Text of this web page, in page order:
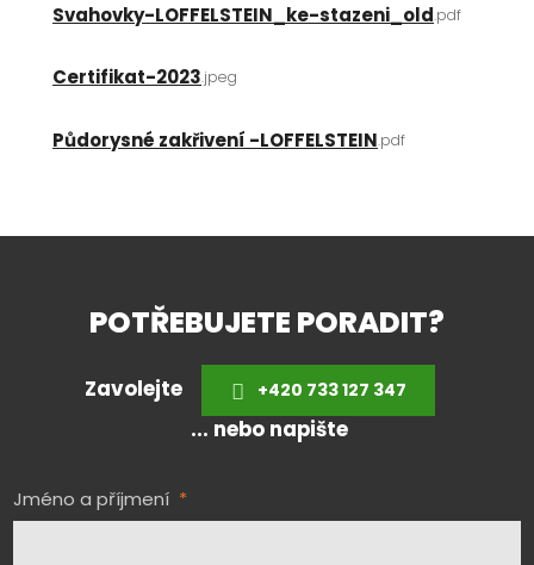
Svahovky-LOFFELSTEIN_ke-stazeni_oldpdf
Certifikat-2023jpeg
Půdorysné zakřivení -LOFFELSTEINpdf
POTŘEBUJETE PORADIT?
Zavolejte +420 733 127 347
... nebo napište
Jméno a příjmení *